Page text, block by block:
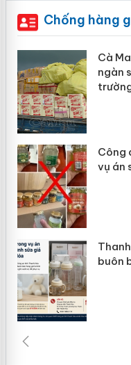
Chống hàng
Cà Mau:
ngàn sản
trường
Công an
vụ án sản
Thanh
buôn bán